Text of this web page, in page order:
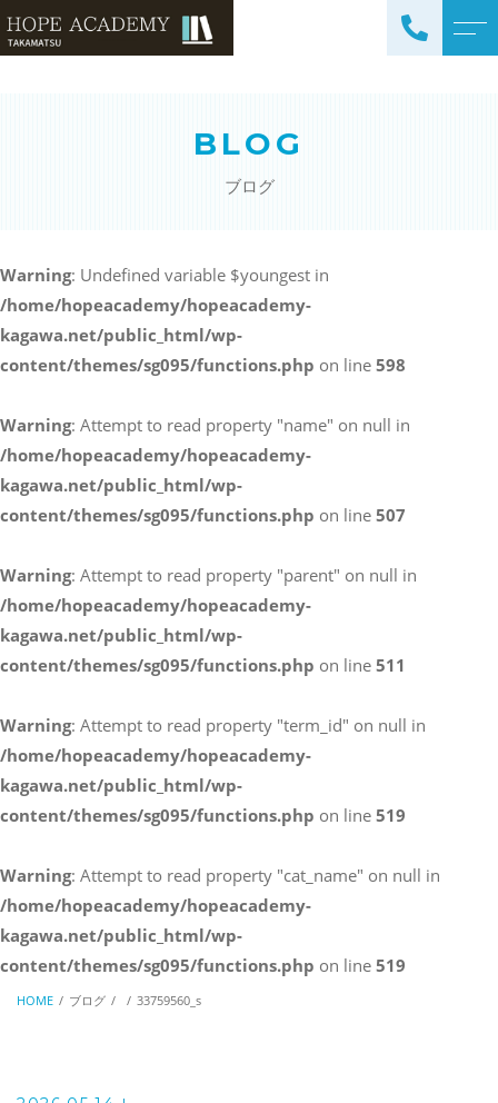
（4科目）
中学生コース（5科目）
高校生コース（3科目）
英会話コース（幼児～小学
校低学年）
087-887-7663
Webからのお問い合わせ
CONTACT
BLOG
ブログ
Warning: Undefined variable $youngest in
/home/hopeacademy/hopeacademy-
kagawa.net/public_html/wp-
content/themes/sg095/functions.php on line 598
Warning: Attempt to read property "name" on null in
/home/hopeacademy/hopeacademy-
kagawa.net/public_html/wp-
content/themes/sg095/functions.php on line 507
Warning: Attempt to read property "parent" on null in
/home/hopeacademy/hopeacademy-
kagawa.net/public_html/wp-
content/themes/sg095/functions.php on line 511
Warning: Attempt to read property "term_id" on null in
/home/hopeacademy/hopeacademy-
kagawa.net/public_html/wp-
content/themes/sg095/functions.php on line 519
Warning: Attempt to read property "cat_name" on null in
/home/hopeacademy/hopeacademy-
kagawa.net/public_html/wp-
content/themes/sg095/functions.php on line 519
HOME ブログ 33759560_s